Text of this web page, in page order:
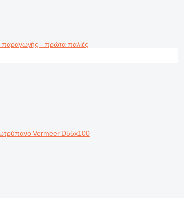
παραγωγής - πρώτα παλιές
Vermeer D55x100